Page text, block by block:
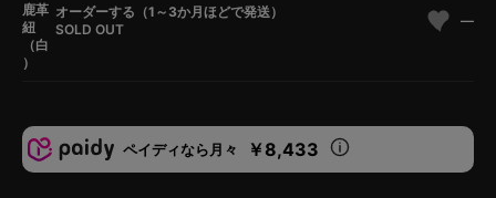
鹿革
紐
（白
）
オーダーする（1～3か月ほどで発送）
SOLD OUT
—
ペイディなら月々 ￥8,433